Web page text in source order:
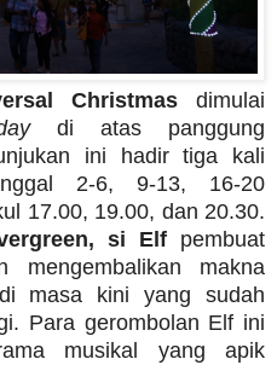
Christmas dimulai
di atas panggung
ini hadir tiga kali
2-6, 9-13, 16-20
17.00, 19.00, dan 20.30.
si Elf pembuat
mengembalikan makna
masa kini yang sudah
Para gerombolan Elf ini
musikal yang apik